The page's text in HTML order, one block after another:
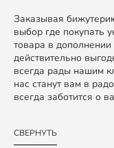
Заказывая
выбор где покупать
товара в
действительно
всегда рады нашим
нас станут вам в
всегда заботится о
СВЕРНУТЬ